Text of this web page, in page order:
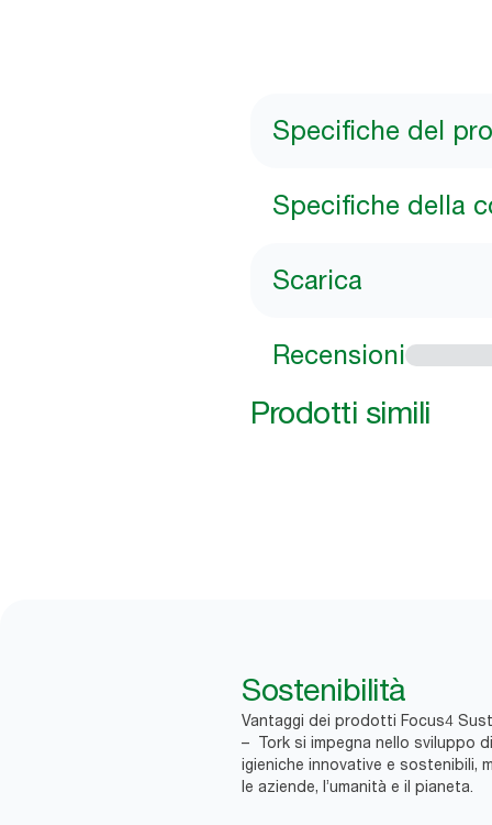
Specifiche del
Specifiche della
Scarica
Recensioni
Prodotti simili
Sostenibilità
Vantaggi dei prodotti Focus4
– Tork si impegna nello sviluppo
igieniche innovative e sostenibili,
le aziende, l’umanità e il pianeta.